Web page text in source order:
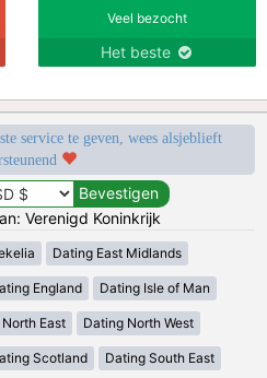
Veel bezocht
Het beste
service te geven, wees alsjeblieft
Verenigd Koninkrijk
Dating East Midlands
England Dating Isle of Man
East Dating North West
Scotland Dating South East